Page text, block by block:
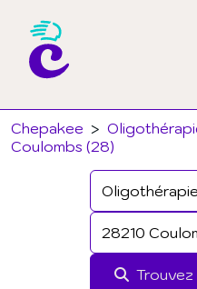
Chepakee >
Coulombs (28)
Trouvez
Email
Mot de passe
J'ai oublié
Connexion